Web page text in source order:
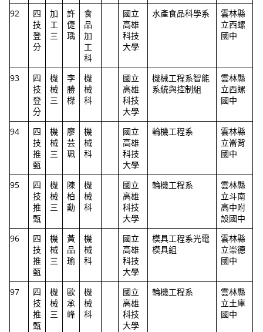
92
四
技
登
分
加
工
三
許
倢
瑀
食
品
加
工
科
國立
高雄
科技
大學
水產食品科學系
雲林縣
立西螺
國中
93
四
技
登
分
機
械
三
李
勝
榤
機
械
科
國立
高雄
科技
大學
機械工程系智能
系統與控制組
雲林縣
立西螺
國中
94
四
技
推
甄
機
械
三
廖
芸
珮
機
械
科
國立
高雄
科技
大學
輪機工程系
雲林縣
立崙背
國中
95
四
技
推
甄
機
械
三
陳
柏
勳
機
械
科
國立
高雄
科技
大學
輪機工程系
雲林縣
立斗南
高中附
設國中
96
四
技
推
甄
機
械
三
黃
品
瑜
機
械
科
國立
高雄
科技
大學
模具工程系光電
模具組
雲林縣
立崇德
國中
97
四
技
推
甄
機
械
三
歐
承
峰
機
械
科
國立
高雄
科技
大學
輪機工程系
雲林縣
立土庫
國中